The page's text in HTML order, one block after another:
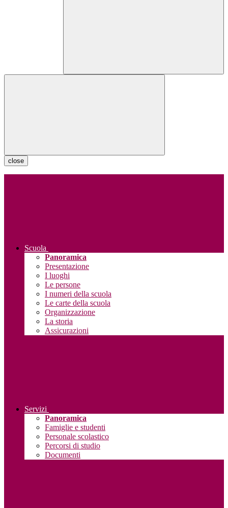
close
Scuola
Panoramica
Presentazione
I luoghi
Le persone
I numeri della scuola
Le carte della scuola
Organizzazione
La storia
Assicurazioni
Servizi
Panoramica
Famiglie e studenti
Personale scolastico
Percorsi di studio
Documenti